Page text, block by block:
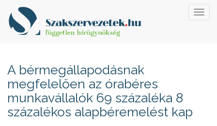
A bérmegállapodásnak
megfelelően az órabéres
munkavállalók 69 százaléka 8
százalékos alapbéremelést kap